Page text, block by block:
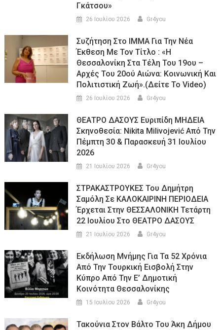
Γκάτσου»
26 Ιουλίου 2026 Gr4you
Συζήτηση Στο ΙΜΜΑ Για Την Νέα
Έκθεση Με Τον Τίτλο : «Η
Θεσσαλονίκη Στα Τέλη Του 19ου –
Αρχές Του 20ού Αιώνα: Κοινωνική Και
Πολιτιστική Ζωή».(Δείτε Το Video)
26 Ιουλίου 2026 Gr4you
ΘΕΑΤΡΟ ΔΑΣΟΥΣ Ευριπίδη ΜΗΔΕΙΑ
Σκηνοθεσία: Nikita Milivojević Από Την
Πέμπτη 30 & Παρασκευή 31 Ιουλίου
2026
21 Ιουλίου 2026 Gr4you
ΣΤΡΑΚΑΣΤΡΟΥΚΕΣ Του Δημήτρη
Σαμόλη Σε ΚΑΛΟΚΑΙΡΙΝΗ ΠΕΡΙΟΔΕΙΑ
Έρχεται Στην ΘΕΣΣΑΛΟΝΙΚΗ Τετάρτη
22 Ιουλίου Στο ΘΕΑΤΡΟ ΔΑΣΟΥΣ
21 Ιουλίου 2026 Gr4you
Εκδήλωση Μνήμης Για Τα 52 Χρόνια
Από Την Τουρκική Εισβολή Στην
Κύπρο Από Την Ε’ Δημοτική
Κοινότητα Θεσσαλονίκης
15 Ιουλίου 2026 Gr4you
Τακούνια Στον Βάλτο Του Άκη Δήμου